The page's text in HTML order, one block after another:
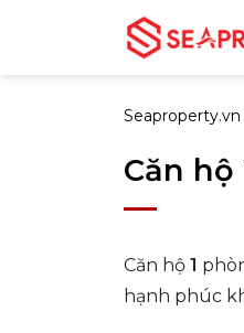
Seaproperty.vn
Căn
Căn hộ 1
hạnh phúc